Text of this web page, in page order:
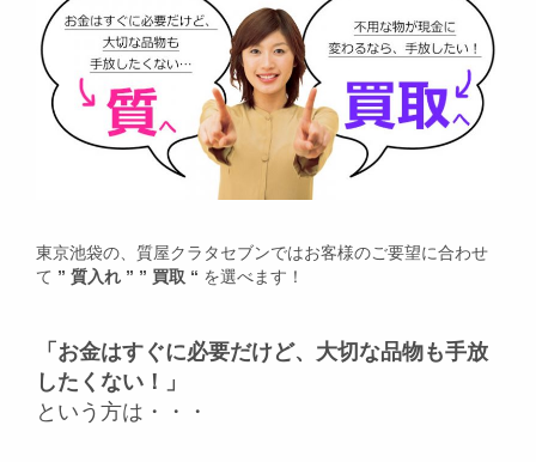
東京池袋の、質屋クラタセブンではお客様のご要望に合わせ
て ” 質入れ ” ” 買取 “ を選べます！
「お金はすぐに必要だけど、大切な品物も手放
したくない！」
という方は・・・